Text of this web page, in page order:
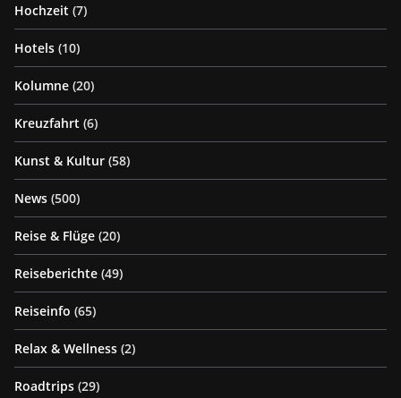
Hochzeit (7)
Hotels (10)
Kolumne (20)
Kreuzfahrt (6)
Kunst & Kultur (58)
News (500)
Reise & Flüge (20)
Reiseberichte (49)
Reiseinfo (65)
Relax & Wellness (2)
Roadtrips (29)